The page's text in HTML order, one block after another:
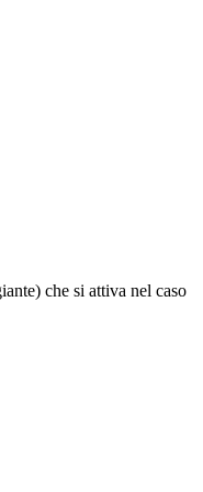
che si attiva nel caso